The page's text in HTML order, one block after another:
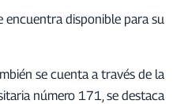
disponible para su
se cuenta a través de la
número 171, se destaca